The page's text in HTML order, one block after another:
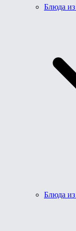
Блюда
Блюда